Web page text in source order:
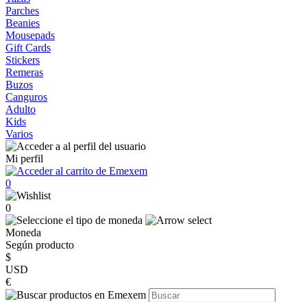
Parches
Beanies
Mousepads
Gift Cards
Stickers
Remeras
Buzos
Canguros
Adulto
Kids
Varios
Mi perfil
0
0
Moneda
Según producto
$
USD
€